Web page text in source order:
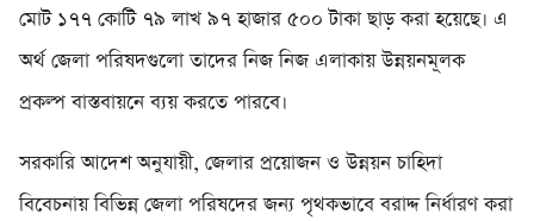
মোট ১৭৭ কোটি ৭৯ লাখ ৯৭ হাজার ৫০০ টাকা ছাড় করা হয়েছে। এ
অর্থ জেলা পরিষদগুলো তাদের নিজ নিজ এলাকায় উন্নয়নমূলক
প্রকল্প বাস্তবায়নে ব্যয় করতে পারবে।
সরকারি আদেশ অনুযায়ী, জেলার প্রয়োজন ও উন্নয়ন চাহিদা
বিবেচনায় বিভিন্ন জেলা পরিষদের জন্য পৃথকভাবে বরাদ্দ নির্ধারণ করা